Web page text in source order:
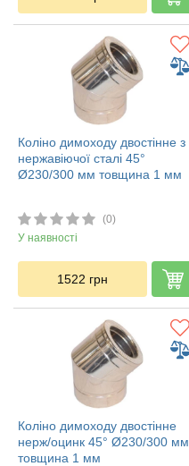
Коліно димоходу двостінне з
нержавіючої сталі 45°
Ø230/300 мм товщина 1 мм
(0)
У наявності
1522 грн
Коліно димоходу двостінне
нерж/оцинк 45° Ø230/300 мм
товщина 1 мм